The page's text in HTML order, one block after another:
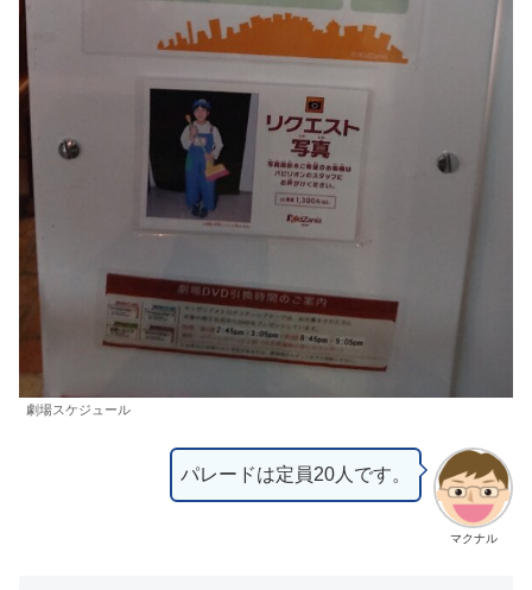
劇場スケジュール
マクナル
パレードは定員20人です。